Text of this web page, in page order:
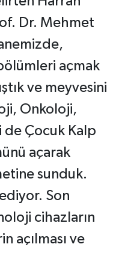
Dr. Mehmet
açmak
ve meyvesini
Onkoloji,
de Çocuk Kalp
açarak
sunduk.
Son
cihazların
açılması ve